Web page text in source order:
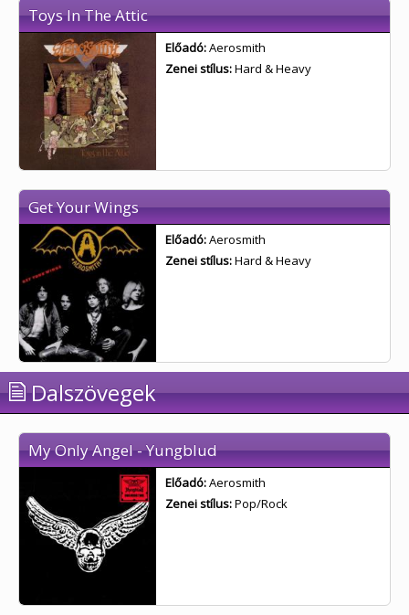
Toys In The Attic
Előadó:Aerosmith
Zenei stílus:Hard & Heavy
Get Your Wings
Előadó:Aerosmith
Zenei stílus:Hard & Heavy
Dalszövegek
My Only Angel - Yungblud
Előadó:Aerosmith
Zenei stílus:Pop/Rock